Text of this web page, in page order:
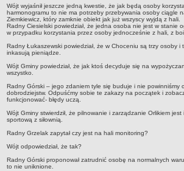
Plan postępowań o udzielenie zamówień w
Plan postępowań o udzielenie zamówień w
Dług publiczny, Pomoc publiczna
Realizacja inwestycji
przetargi
Konkursy
zamówienia do 170 000 PLN
PRAWO LOKALNE
Statut
Uchwały
Wójt wyjaśnił jeszcze jedną kwestie, że jak będą osoby
harmonogramu to nie ma potrzeby przebywania osoby ciągle
Ziemkiewicz, który zamknie obiekt jak już wszyscy wyjdą z hali.
Radny Ciesielski powiedział, że jedna osoba nie jest w stanie
w przypadku korzystania przez osoby jednocześnie z hali, z
Radny Łukaszewski powiedział, że w Choceniu są trzy osoby i
inkasują pieniądze.
Wójt Gminy powiedział, że jak ktoś decyduje się na
wszystko.
Radny Górski – jego zdaniem tyle się buduje i nie powinniśmy
dobrodziejstw. Odpuśćmy sobie te zakazy na początek i
funkcjonować- błędy uczą.
Wójt Gminy stwierdził, że pilnowanie i zarządzanie Orlikiem
sportową z siłownią.
Radny Grzelak zapytał czy jest na hali monitoring?
Wójt odpowiedział, że tak?
Radny Górski proponował zatrudnić osobę na normalnych
to nie uniknione.